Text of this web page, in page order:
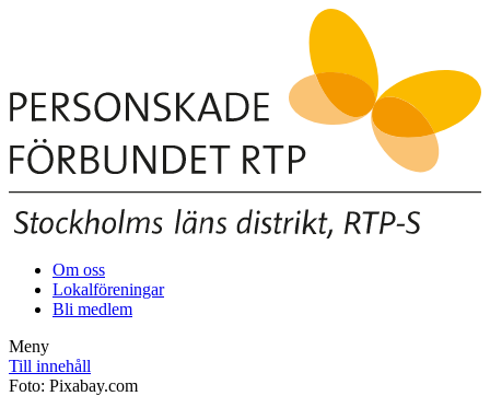
Om oss
Lokalföreningar
Bli medlem
Meny
Till innehåll
Foto: Pixabay.com